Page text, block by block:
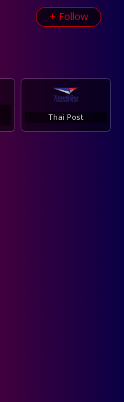
+ Follow
Thai Post